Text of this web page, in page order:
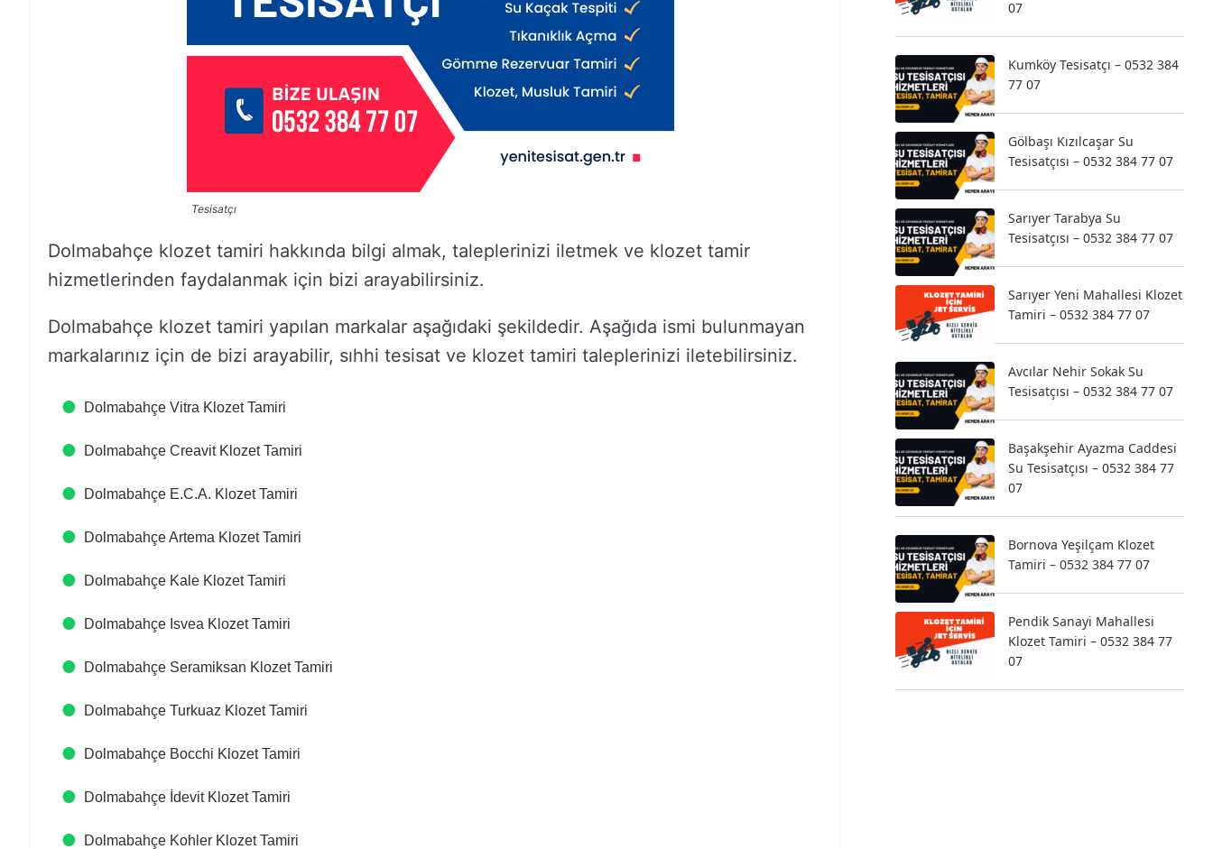
Tesisatçı
Dolmabahçe klozet tamiri hakkında bilgi almak, taleplerinizi iletmek ve klozet tamir
hizmetlerinden faydalanmak için bizi arayabilirsiniz.
Dolmabahçe klozet tamiri yapılan markalar aşağıdaki şekildedir. Aşağıda ismi bulunmayan
markalarınız için de bizi arayabilir, sıhhi tesisat ve klozet tamiri taleplerinizi iletebilirsiniz.
Dolmabahçe Vitra Klozet Tamiri
Dolmabahçe Creavit Klozet Tamiri
Dolmabahçe E.C.A. Klozet Tamiri
Dolmabahçe Artema Klozet Tamiri
Dolmabahçe Kale Klozet Tamiri
Dolmabahçe Isvea Klozet Tamiri
Dolmabahçe Seramiksan Klozet Tamiri
Dolmabahçe Turkuaz Klozet Tamiri
Dolmabahçe Bocchi Klozet Tamiri
Dolmabahçe İdevit Klozet Tamiri
Dolmabahçe Kohler Klozet Tamiri
07
Kumköy Tesisatçı – 0532 384
77 07
Gölbaşı Kızılcaşar Su
Tesisatçısı – 0532 384 77 07
Sarıyer Tarabya Su
Tesisatçısı – 0532 384 77 07
Sarıyer Yeni Mahallesi Klozet
Tamiri – 0532 384 77 07
Avcılar Nehir Sokak Su
Tesisatçısı – 0532 384 77 07
Başakşehir Ayazma Caddesi
Su Tesisatçısı – 0532 384 77
07
Bornova Yeşilçam Klozet
Tamiri – 0532 384 77 07
Pendik Sanayi Mahallesi
Klozet Tamiri – 0532 384 77
07